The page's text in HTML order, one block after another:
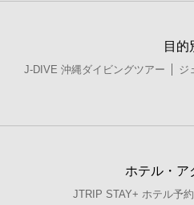
目的
J-DIVE 沖縄ダイビングツアー ジ
ホテル・ア
JTRIP STAY+ ホテル予約